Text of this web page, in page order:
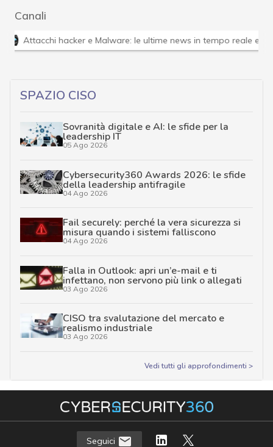
Canali
Attacchi hacker e Malware: le ultime news in tempo
SPAZIO CISO
Sovranità digitale e AI: le sfide per la
leadership IT
05 Ago 2026
Cybersecurity360 Awards 2026: le sfide
della leadership antifragile
04 Ago 2026
Fail securely: perché la vera sicurezza si
misura quando i sistemi falliscono
04 Ago 2026
Falla in Outlook: apri un’e-mail e ti
infettano, non servono più link o allegati
03 Ago 2026
CISO tra svalutazione del mercato e
realismo industriale
03 Ago 2026
Vedi tutti gli approfondimenti >
Seguici